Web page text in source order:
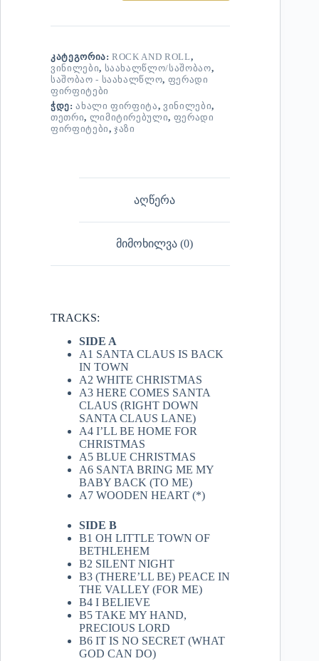
ᲙᲐᲢᲔᲒᲝᲠᲘᲐ:ROCK AND ROLL,
ᲕᲘᲜᲘᲚᲔᲑᲘ, ᲡᲐᲐᲮᲐᲚᲬᲚᲝ/ᲡᲐᲨᲝᲑᲐᲝ,
ᲡᲐᲨᲝᲑᲐᲝ - ᲡᲐᲐᲮᲐᲚᲬᲚᲝ, ᲤᲔᲠᲐᲓᲘ
ᲤᲘᲠᲤᲘᲢᲔᲑᲘ
ᲭᲓᲔ:ᲐᲮᲐᲚᲘ ᲤᲘᲠᲤᲘᲢᲐ,ᲕᲘᲜᲘᲚᲔᲑᲘ,
ᲗᲔᲗᲠᲘ, ᲚᲘᲛᲘᲢᲘᲠᲔᲑᲣᲚᲘ, ᲤᲔᲠᲐᲓᲘ
ᲤᲘᲠᲤᲘᲢᲔᲑᲘ,ᲯᲐᲖᲘ
აღწერა
მიმოხილვა (0)
TRACKS:
SIDE A
A1 SANTA CLAUS IS BACK
IN TOWN
A2 WHITE CHRISTMAS
A3 HERE COMES SANTA
CLAUS (RIGHT DOWN
SANTA CLAUS LANE)
A4 I’LL BE HOME FOR
CHRISTMAS
A5 BLUE CHRISTMAS
A6 SANTA BRING ME MY
BABY BACK (TO ME)
A7 WOODEN HEART (*)
SIDE B
B1 OH LITTLE TOWN OF
BETHLEHEM
B2 SILENT NIGHT
B3 (THERE’LL BE) PEACE IN
THE VALLEY (FOR ME)
B4 I BELIEVE
B5 TAKE MY HAND,
PRECIOUS LORD
B6 IT IS NO SECRET (WHAT
GOD CAN DO)